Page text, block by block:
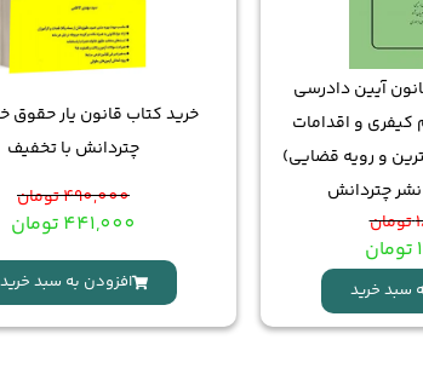
آیین دادرسی
کیفری و اقدامات
و رویه قضایی)
چتردانش
تومان
تومان
سبد خرید
خرید کتاب قانون یار حقوق
چتردانش با تخفیف
490,000تومان
441,000 تومان
افزودن به سبد خرید